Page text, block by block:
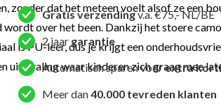
Gratis verzendingv.a. €75,- NL/BE
2 jaar garantie
Automatisch sparen voorextra
Meer dan40.000 tevreden klanten
dat het meteen voelt alsof ze een
over het been. Dankzij het stoere
is PU-leer, dus je krijgt een
waar kinderen zich graag mee